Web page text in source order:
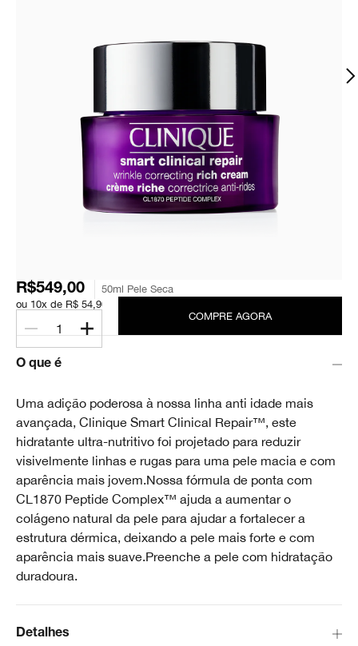
R$549,00
50ml Pele Seca
ou 10x de R$ 54,90
1
COMPRE AGORA
O que é
Uma adição poderosa à nossa linha anti idade mais
avançada, Clinique Smart Clinical Repair™, este
hidratante ultra-nutritivo foi projetado para reduzir
visivelmente linhas e rugas para uma pele macia e com
aparência mais jovem.Nossa fórmula de ponta com
CL1870 Peptide Complex™ ajuda a aumentar o
colágeno natural da pele para ajudar a fortalecer a
estrutura dérmica, deixando a pele mais forte e com
aparência mais suave.Preenche a pele com hidratação
duradoura.
Detalhes